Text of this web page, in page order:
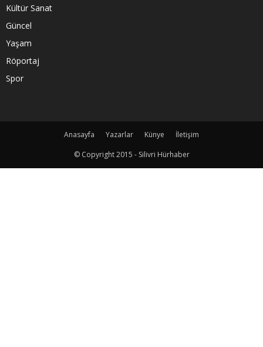
Kültür Sanat
Güncel
Yaşam
Röportaj
Spor
Anasayfa Yazarlar Künye
İletişim
© Copyright 2015 - Silivri Hürhaber